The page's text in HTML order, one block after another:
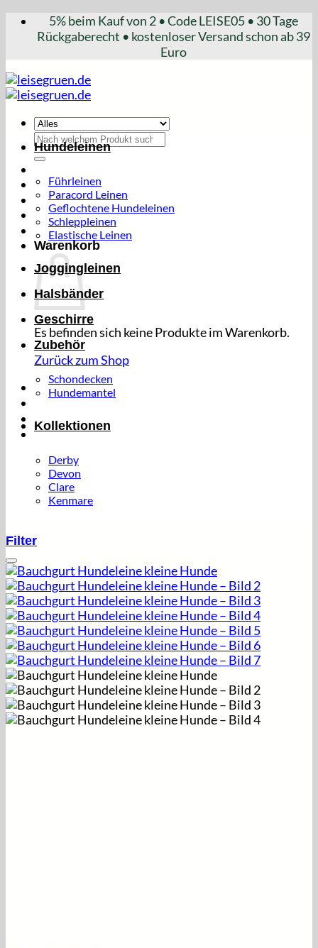
Zum
Inhalt
5% beim Kauf von 2 • Code LEISE05 • 30 Tage
Rückgaberecht • kostenloser Versand schon ab 39
Euro
Suchen
nach:
Warenkorb
Es befinden sich keine Produkte im Warenkorb.
Zurück zum Shop
Hundeleinen
Führleinen
Paracord Leinen
Geflochtene Hundeleinen
Schleppleinen
Elastische Leinen
Joggingleinen
Halsbänder
Geschirre
Zubehör
Schondecken
Hundemantel
Kollektionen
Derby
Devon
Clare
Kenmare
Filter